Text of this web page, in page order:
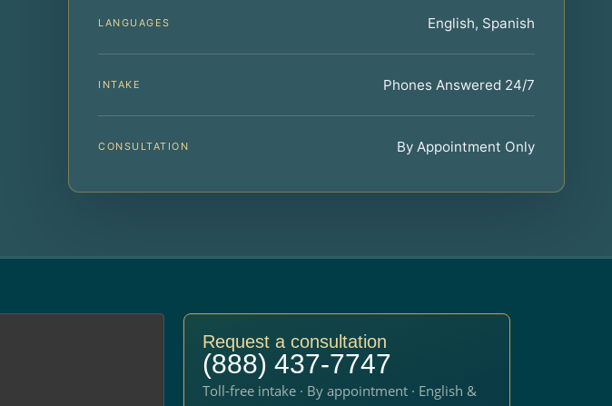
LANGUAGES English, Spanish
INTAKE Phones Answered 24/7
CONSULTATION By Appointment Only
Request a consultation
(888) 437-7747
Toll-free intake · By appointment · English &